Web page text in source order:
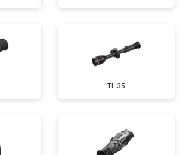
TL 35